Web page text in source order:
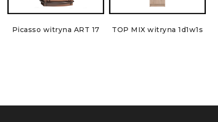
Picasso witryna ART 17 TOP MIX witryna 1d1w1s